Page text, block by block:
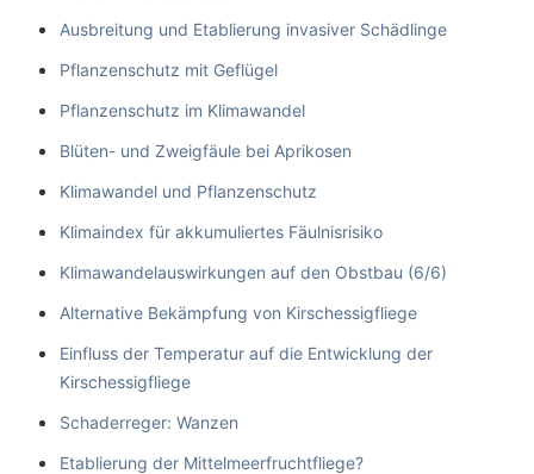
Ausbreitung und Etablierung invasiver Schädlinge
Pflanzenschutz mit Geflügel
Pflanzenschutz im Klimawandel
Blüten- und Zweigfäule bei Aprikosen
Klimawandel und Pflanzenschutz
Klimaindex für akkumuliertes Fäulnisrisiko
Klimawandelauswirkungen auf den Obstbau (6/6)
Alternative Bekämpfung von Kirschessigfliege
Einfluss der Temperatur auf die Entwicklung der
Kirschessigfliege
Schaderreger: Wanzen
Etablierung der Mittelmeerfruchtfliege?